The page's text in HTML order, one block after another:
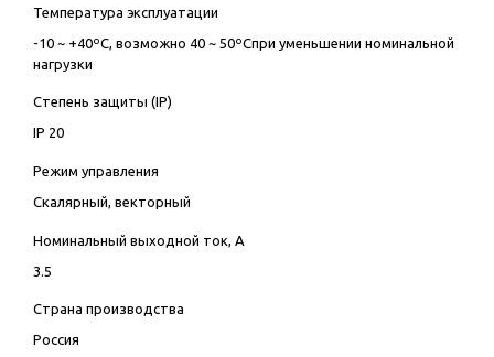
Температура эксплуатации
-10 ~ +40ºC, возможно 40 ~ 50ºCпри уменьшении номинальной
нагрузки
Степень защиты (IP)
IP 20
Режим управления
Скалярный, векторный
Номинальный выходной ток, А
3.5
Страна производства
Россия